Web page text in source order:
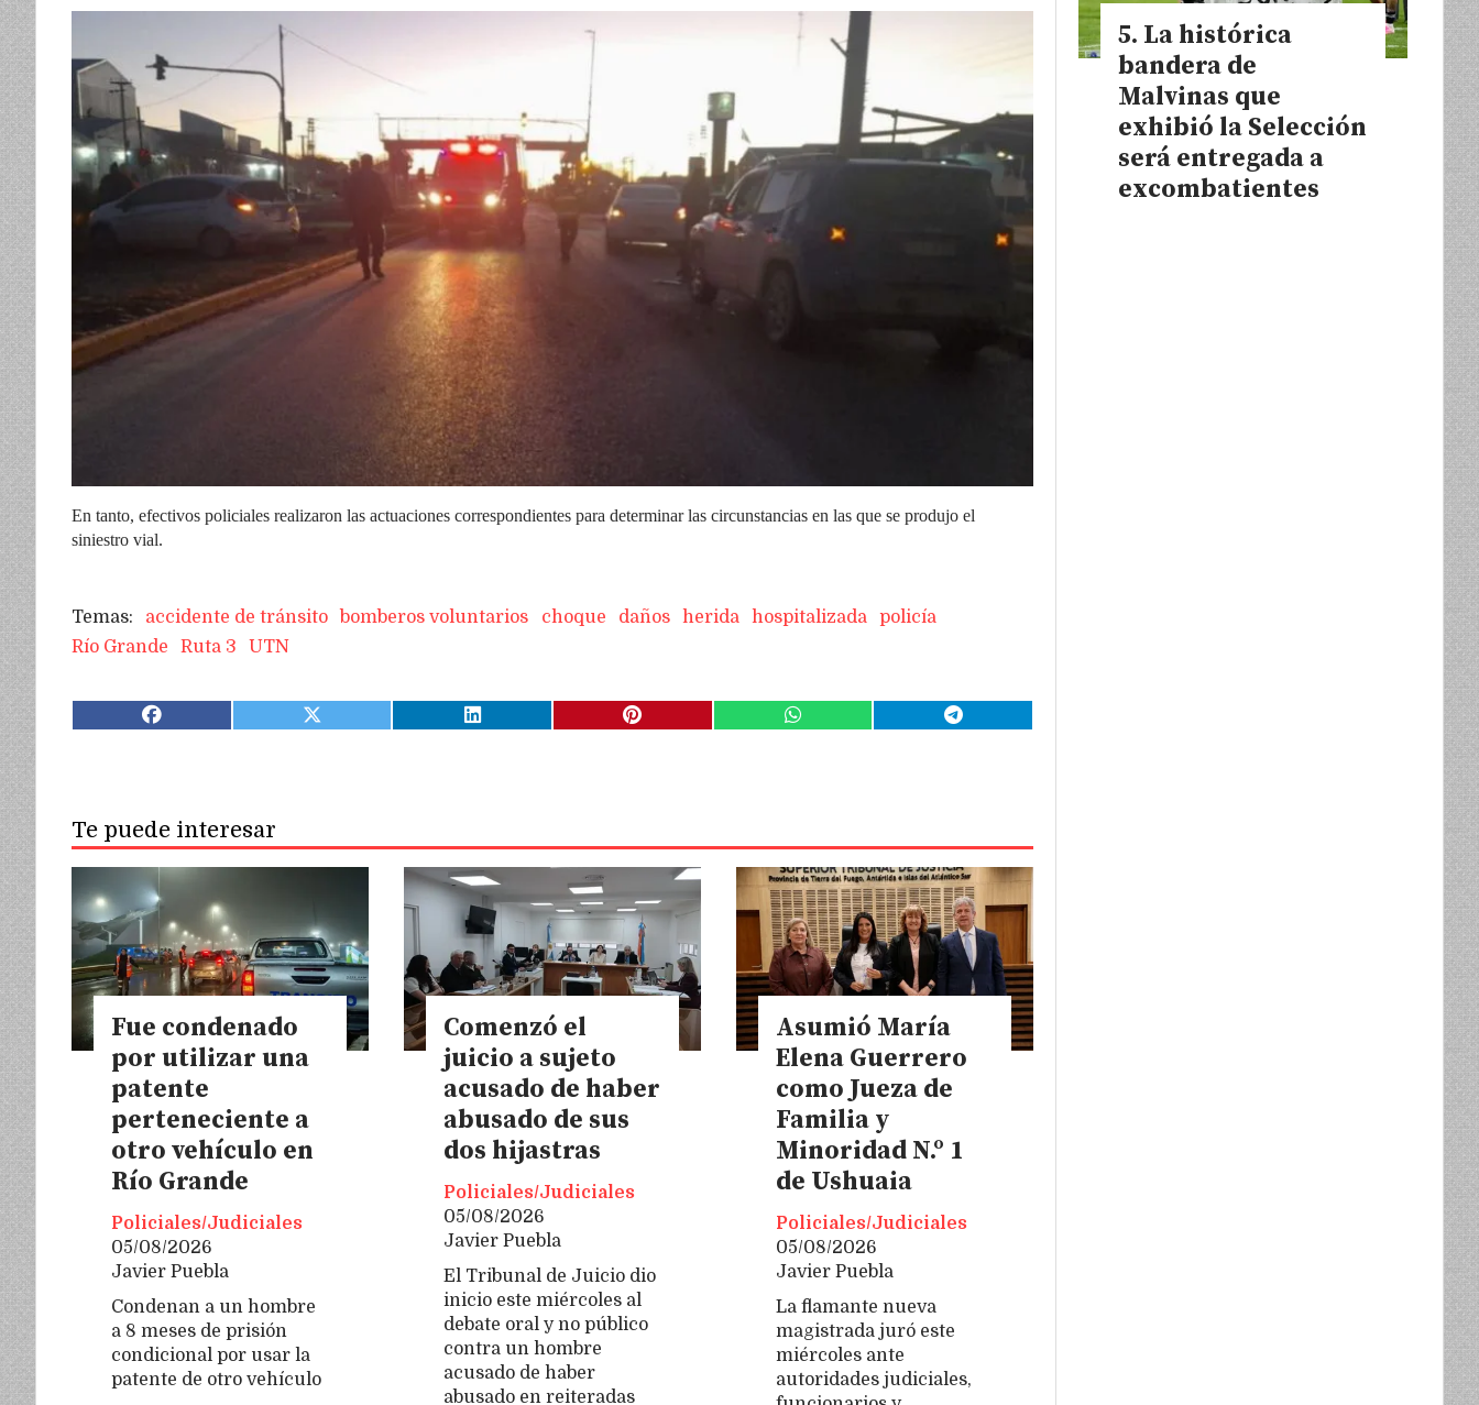
En tanto, efectivos policiales realizaron las actuaciones correspondientes para determinar las circunstancias en las que se produjo el
siniestro vial.
accidente de tránsito bomberos voluntarios choque daños herida hospitalizada
policía
Río Grande
Ruta 3 UTN
Te puede interesar
Fue condenado
por utilizar una
patente
perteneciente a
otro vehículo en
Río Grande
Javier Puebla
Policiales/Judiciales
05/08/2026
Condenan a un hombre
a 8 meses de prisión
condicional por usar la
patente de otro vehículo
Comenzó el
juicio a sujeto
acusado de haber
abusado de sus
dos hijastras
Javier Puebla
Policiales/Judiciales
05/08/2026
El Tribunal de Juicio dio
inicio este miércoles al
debate oral y no público
contra un hombre
acusado de haber
abusado en reiteradas
Asumió María
Elena Guerrero
como Jueza de
Familia y
Minoridad N.º 1
de Ushuaia
Javier Puebla
Policiales/Judiciales
05/08/2026
La flamante nueva
magistrada juró este
miércoles ante
autoridades judiciales,
La histórica
bandera de
Malvinas que
exhibió la Selección
será entregada a
excombatientes